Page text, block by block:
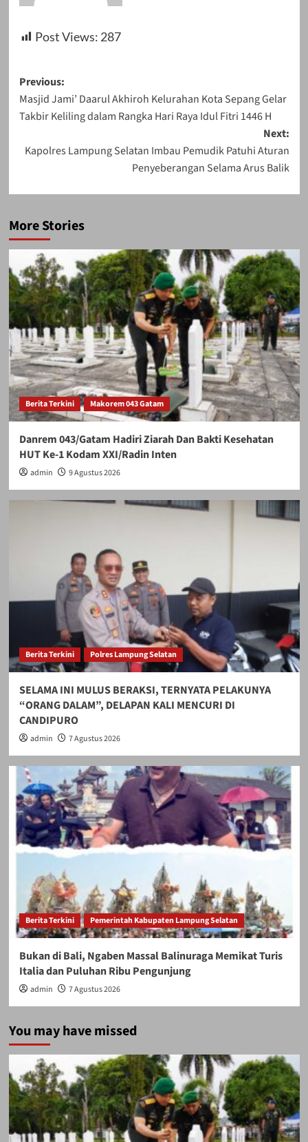
Post Views: 287
Post
navigation
Previous:
Masjid Jami’ Daarul Akhiroh Kelurahan Kota Sepang Gelar
Takbir Keliling dalam Rangka Hari Raya Idul Fitri 1446 H
Next:
Kapolres Lampung Selatan Imbau Pemudik Patuhi Aturan
Penyeberangan Selama Arus Balik
More Stories
Berita Terkini Makorem 043 Gatam
Danrem 043/Gatam Hadiri Ziarah Dan Bakti Kesehatan
HUT Ke-1 Kodam XXI/Radin Inten
admin 9 Agustus 2026
Berita Terkini Polres Lampung Selatan
SELAMA INI MULUS BERAKSI, TERNYATA PELAKUNYA
“ORANG DALAM”, DELAPAN KALI MENCURI DI
CANDIPURO
admin 7 Agustus 2026
Berita Terkini Pemerintah Kabupaten Lampung Selatan
Bukan di Bali, Ngaben Massal Balinuraga Memikat Turis
Italia dan Puluhan Ribu Pengunjung
admin 7 Agustus 2026
You may have missed